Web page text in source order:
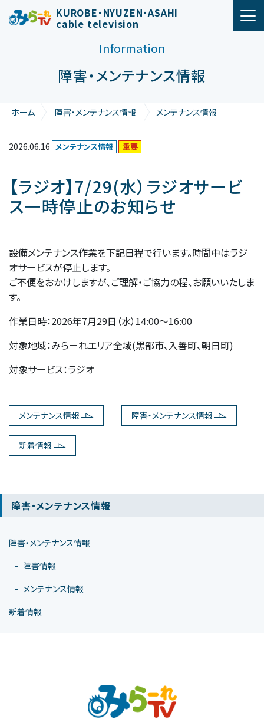
メインナビゲーション
KUROBE・NYUZEN・ASAHI
cable television
Information
障害・メンテナンス情報
ホーム 障害・メンテナンス情報
メンテナンス情報
2026.06.16 メンテナンス情報 重要
【ラジオ】7/29(水）ラジオサービ
ス一時停止のお知らせ
設備メンテナンス作業を下記日程で行います。時間中はラジ
オサービスが停止します。
ご不便をおかけしますが、ご理解・ご協力の程、お願いいたしま
す。
作業日時：2026年7月29日（水）14:00～16:00
対象地域：みらーれエリア全域(黒部市、入善町、朝日町)
対象サービス：ラジオ
メンテナンス情報 障害・メンテナンス情報
新着情報
障害・メンテナンス情報
障害・メンテナンス情報
障害情報
メンテナンス情報
新着情報